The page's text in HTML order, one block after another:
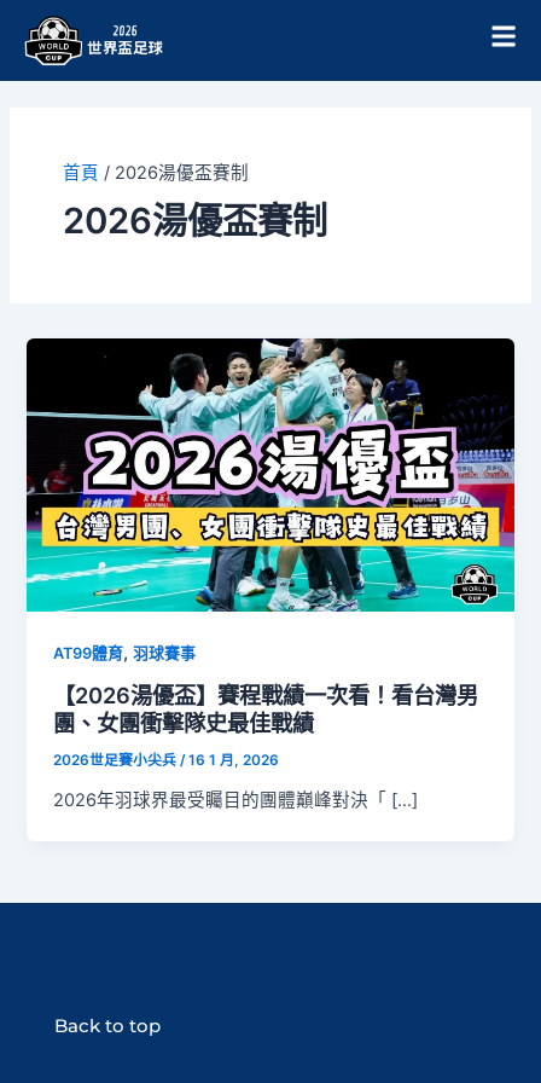
首頁 / 2026湯優盃賽制
2026湯優盃賽制
AT99體育,羽球賽事
【2026湯優盃】賽程戰績一次看！看台灣男
團、女團衝擊隊史最佳戰績
2026世足賽小尖兵/16 1 月, 2026
2026年羽球界最受矚目的團體巔峰對決「 […]
Back to top